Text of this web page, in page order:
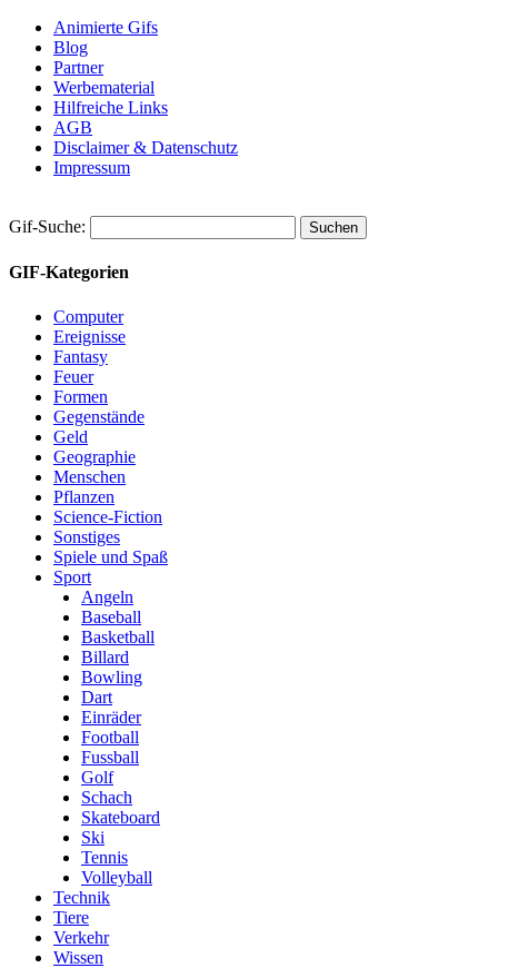
Animierte Gifs
Blog
Partner
Werbematerial
Hilfreiche Links
AGB
Disclaimer & Datenschutz
Impressum
Gif-Suche:
GIF-Kategorien
Computer
Ereignisse
Fantasy
Feuer
Formen
Gegenstände
Geld
Geographie
Menschen
Pflanzen
Science-Fiction
Sonstiges
Spiele und Spaß
Sport
Angeln
Baseball
Basketball
Billard
Bowling
Dart
Einräder
Football
Fussball
Golf
Schach
Skateboard
Ski
Tennis
Volleyball
Technik
Tiere
Verkehr
Wissen